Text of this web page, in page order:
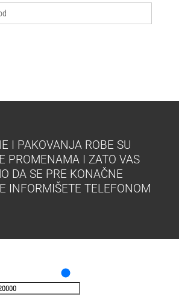
I PAKOVANJA ROBE SU
PROMENAMA I ZATO VAS
DA SE PRE KONAČNE
INFORMIŠETE TELEFONOM